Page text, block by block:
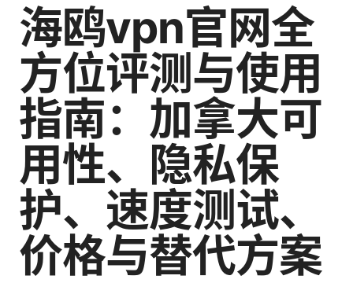
海鸥vpn官网全
方位评测与使用
指南：加拿大可
用性、隐私保
护、速度测试、
价格与替代方案